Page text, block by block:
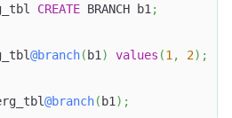
CREATE BRANCH b1 ;
@branch( b1 ) values (1 , 2) ;
@branch( b1 ) ;